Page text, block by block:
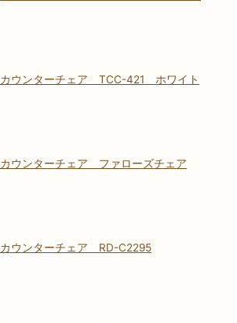
カウンターチェア TCC-421 ホワイト
カウンターチェア ファローズチェア
カウンターチェア RD-C2295